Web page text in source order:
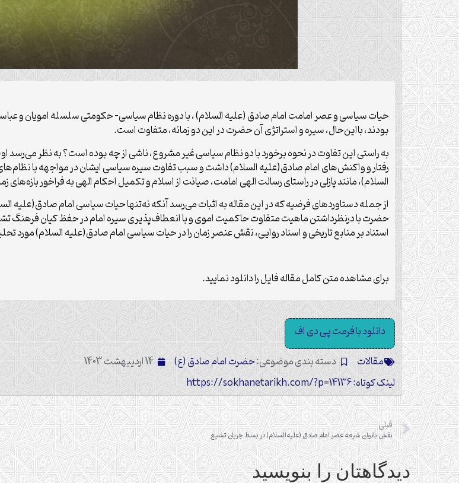
حیات سیاسی و عصر امامت امام صادق (علیه السلام) ، با دوره نظام سیاسی- حکومتی سلسله امویان و
بودند، بااین‌حال، سیره و استراتژی آن حضرت در این دو زمانه، متفاوت است.
به راستی این تفاوت در نحوه‌ برخورد با دو نظام سیاسی غیر مشروع، ناشی از چه بوده است؟ به نظر
رفتار و واکنش‌های امام صادق(علیه السلام) داشت و سبب تفاوت سیره سیاسی ایشان در مواجهه با
السلام)، مانند پازلی در راستای رسالت الهی امامت، صیانت از اسلام و تکمیل احکام الهی به فراخور بازه‌های
از جمله دستاوردهای فرضیه که در این مقاله به اثبات می‌رسد آنکه نه‌تنها ‌حیات سیاسی امام صادق(علیه
حضرت با درنظرداشتن ماهیت متفاوت حاکمیت اموی و با انعطاف‌پذیری سیره امام در حفظ کیان
استناد بر منابع تاریخی و اسناد روایی، نقش عنصر زمان را در حیات سیاسی امام صادق(علیه السلام) مورد
برای مشاهده متن کامل مقاله فایل را دانلود نمایید.
دانلود با فرمت پی دی اف
مقالات
دسته بندی موضوعی:حضرت امام صادق (ع)
14 اردیبهشت 1403
لینک کوتاه: https://sokhanetarikh.com/?p=14136
قبلی
نقش بانوان شیعه عصر امام صادق (علیه‌السلام) در بسط جریان تشیع
دیدگاهتان را بنویسید